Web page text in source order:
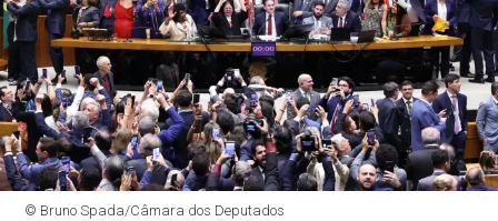
© Bruno Spada/Câmara dos Deputados